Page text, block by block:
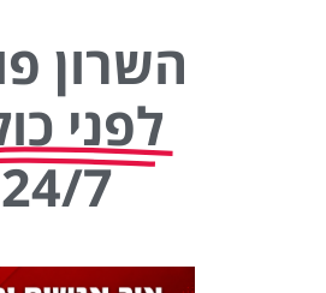
השרון
לפני
24/7